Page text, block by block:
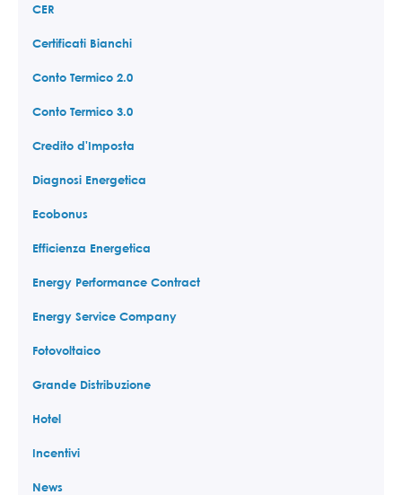
CER
Certificati Bianchi
Conto Termico 2.0
Conto Termico 3.0
Credito d'Imposta
Diagnosi Energetica
Ecobonus
Efficienza Energetica
Energy Performance Contract
Energy Service Company
Fotovoltaico
Grande Distribuzione
Hotel
Incentivi
News